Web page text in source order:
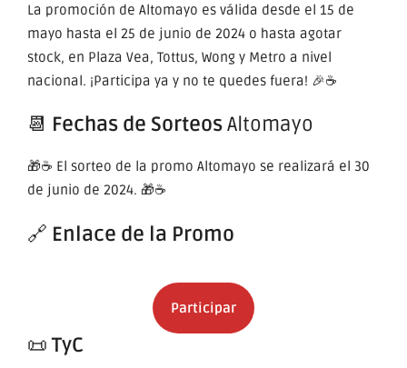
La promoción de Altomayo es válida desde el 15 de
mayo hasta el 25 de junio de 2024 o hasta agotar
stock, en Plaza Vea, Tottus, Wong y Metro a nivel
nacional. ¡Participa ya y no te quedes fuera! 🎉☕
📆 Fechas de SorteosAltomayo
🎁☕ El sorteo de la promo Altomayo se realizará el 30
de junio de 2024. 🎁☕
🔗 Enlace de la Promo
Participar
📜TyC